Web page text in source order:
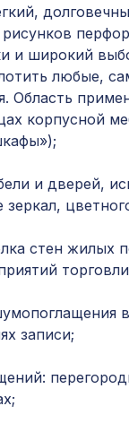
и широкий
любые,
Область
корпусной
и дверей,
стен жилых
записи;